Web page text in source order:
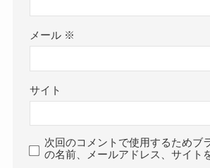
メール ※
サイト
次回のコメントで使用するためブ
の名前、メールアドレス、サイト